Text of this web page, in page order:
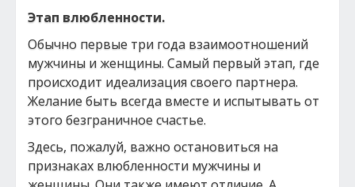
Этап влюбленности.
Обычно первые три года взаимоотношений
мужчины и женщины. Самый первый этап, где
происходит идеализация своего партнера.
Желание быть всегда вместе и испытывать от
этого безграничное счастье.
Здесь, пожалуй, важно остановиться на
признаках влюбленности мужчины и